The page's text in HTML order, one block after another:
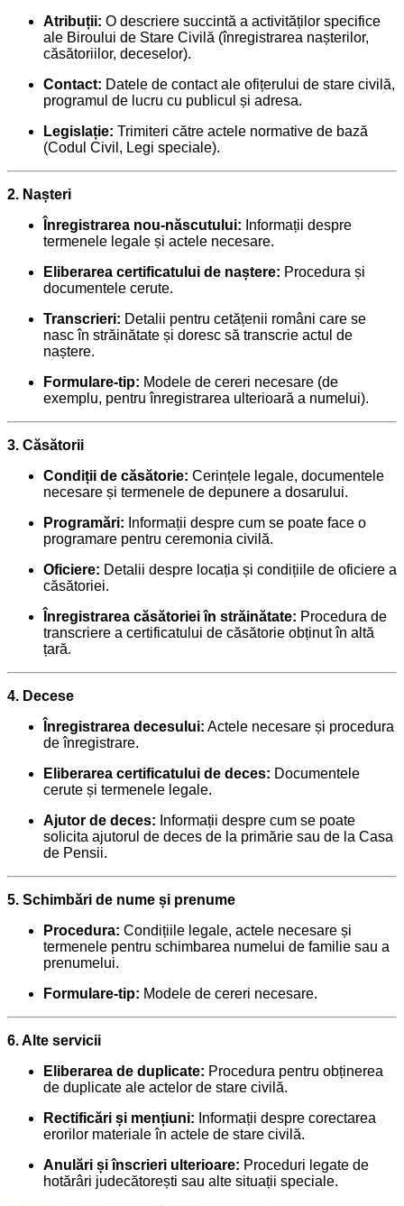
Atribuții: O descriere succintă a activităților specifice
ale Biroului de Stare Civilă (înregistrarea nașterilor,
căsătoriilor, deceselor).
Contact: Datele de contact ale ofițerului de stare civilă,
programul de lucru cu publicul și adresa.
Legislație: Trimiteri către actele normative de bază
(Codul Civil, Legi speciale).
2. Nașteri
Înregistrarea nou-născutului: Informații despre
termenele legale și actele necesare.
Eliberarea certificatului de naștere: Procedura și
documentele cerute.
Transcrieri: Detalii pentru cetățenii români care se
nasc în străinătate și doresc să transcrie actul de
naștere.
Formulare-tip: Modele de cereri necesare (de
exemplu, pentru înregistrarea ulterioară a numelui).
3. Căsătorii
Condiții de căsătorie: Cerințele legale, documentele
necesare și termenele de depunere a dosarului.
Programări: Informații despre cum se poate face o
programare pentru ceremonia civilă.
Oficiere: Detalii despre locația și condițiile de oficiere a
căsătoriei.
Înregistrarea căsătoriei în străinătate: Procedura de
transcriere a certificatului de căsătorie obținut în altă
țară.
4. Decese
Înregistrarea decesului: Actele necesare și procedura
de înregistrare.
Eliberarea certificatului de deces: Documentele
cerute și termenele legale.
Ajutor de deces: Informații despre cum se poate
solicita ajutorul de deces de la primărie sau de la Casa
de Pensii.
5. Schimbări de nume și prenume
Procedura: Condițiile legale, actele necesare și
termenele pentru schimbarea numelui de familie sau a
prenumelui.
Formulare-tip: Modele de cereri necesare.
6. Alte servicii
Eliberarea de duplicate: Procedura pentru obținerea
de duplicate ale actelor de stare civilă.
Rectificări și mențiuni: Informații despre corectarea
erorilor materiale în actele de stare civilă.
Anulări și înscrieri ulterioare: Proceduri legate de
hotărâri judecătorești sau alte situații speciale.